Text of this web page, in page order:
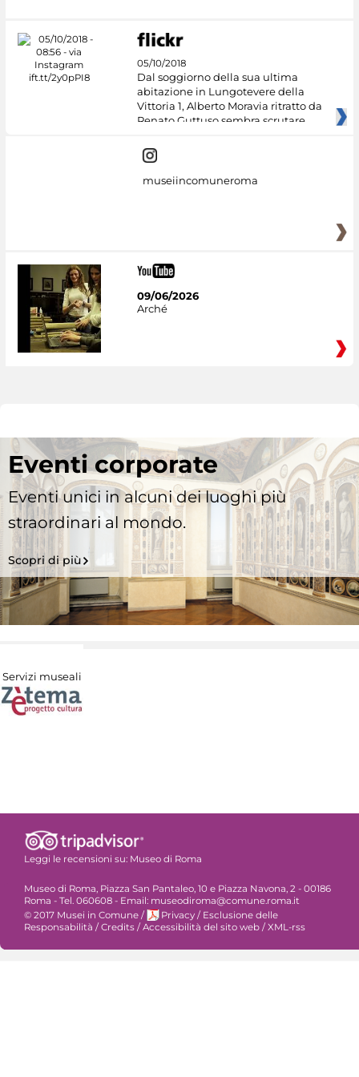
05/10/2018
Dal soggiorno della sua ultima
abitazione in Lungotevere della
Vittoria 1, Alberto Moravia ritratto da
Renato Guttuso sembra scrutare
museiincomuneroma
09/06/2026
Arché
Eventi corporate
Eventi unici in alcuni dei luoghi più
straordinari al mondo.
Scopri di più
Servizi museali
Leggi le recensioni su: Museo di Roma
Museo di Roma, Piazza San Pantaleo, 10 e Piazza Navona, 2 - 00186
Roma - Tel. 060608 - Email: museodiroma@comune.roma.it
© 2017 Musei in Comune / Privacy / Esclusione delle
Responsabilità /Credits /Accessibilità del sito web /XML-rss